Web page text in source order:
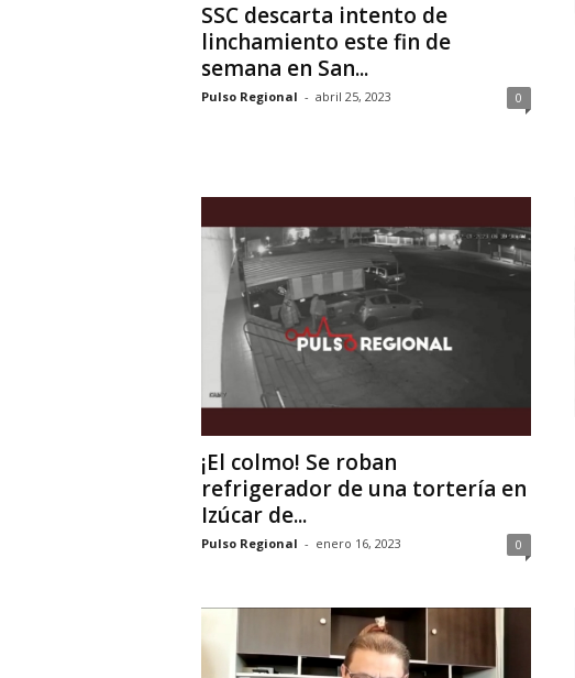
SSC descarta intento de
linchamiento este fin de
semana en San...
Pulso Regional - abril 25, 2023 0
¡El colmo! Se roban
refrigerador de una tortería en
Izúcar de...
Pulso Regional - enero 16, 2023 0